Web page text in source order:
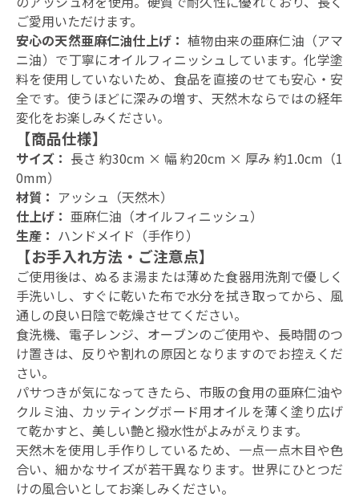
ご愛用いただけます。
安心の天然亜麻仁油仕上げ： 植物由来の亜麻仁油（アマ
ニ油）で丁寧にオイルフィニッシュしています。化学塗
料を使用していないため、食品を直接のせても安心・安
全です。使うほどに深みの増す、天然木ならではの経年
変化をお楽しみください。
【商品仕様】
サイズ： 長さ 約30cm × 幅 約20cm × 厚み 約1.0cm（1
0mm）
材質： アッシュ（天然木）
仕上げ： 亜麻仁油（オイルフィニッシュ）
生産： ハンドメイド（手作り）
【お手入れ方法・ご注意点】
ご使用後は、ぬるま湯または薄めた食器用洗剤で優しく
手洗いし、すぐに乾いた布で水分を拭き取ってから、風
通しの良い日陰で乾燥させてください。
食洗機、電子レンジ、オーブンのご使用や、長時間のつ
け置きは、反りや割れの原因となりますのでお控えくだ
さい。
パサつきが気になってきたら、市販の食用の亜麻仁油や
クルミ油、カッティングボード用オイルを薄く塗り広げ
て乾かすと、美しい艶と撥水性がよみがえります。
天然木を使用し手作りしているため、一点一点木目や色
合い、細かなサイズが若干異なります。世界にひとつだ
けの風合いとしてお楽しみください。